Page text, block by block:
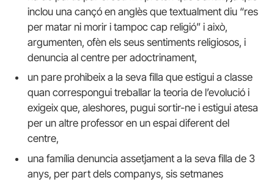
inclou una cançó en anglès que textualment diu “res
per matar ni morir i tampoc cap religió” i això,
argumenten, ofèn els seus sentiments religiosos, i
denuncia al centre per adoctrinament,
un pare prohibeix a la seva filla que estigui a classe
quan correspongui treballar la teoria de l’evolució i
exigeix que, aleshores, pugui sortir-ne i estigui atesa
per un altre professor en un espai diferent del
centre,
una família denuncia assetjament a la seva filla de 3
anys, per part dels companys, sis setmanes